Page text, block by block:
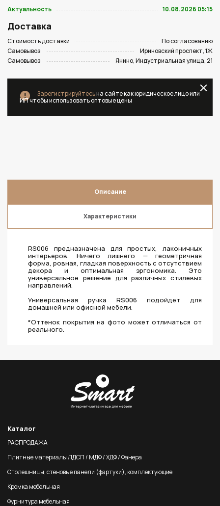
Актуальность
10.08.2026 05:15
Доставка
Стоимость доставки
По согласованию
Самовывоз
Ириновский проспект, 1Ж
Самовывоз
Янино, Индустриальная улица, 21
Зарегистрируйтесьна сайте как юридическое лицо или
ИП чтобы использовать оптовые цены
Описание
Характеристики
RS006 предназначена для простых, лаконичных
интерьеров. Ничего лишнего — геометричная
форма, ровная, гладкая поверхность с отсутствием
декора и оптимальная эргономика. Это
универсальное решение для различных стилевых
направлений.
Универсальная ручка RS006 подойдет для
домашней или офисной мебели.
*Оттенок покрытия на фото может отличаться от
реального.
Каталог
РАСПРОДАЖА
Плитные материалы ЛДСП / МДФ / ХДФ / Фанера
Столешницы, стеновые панели (фартуки), комплектующие
Кромка мебельная
Фурнитура мебельная